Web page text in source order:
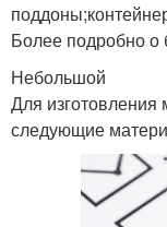
Более подробно о
Небольшой
Для изготовления
следующие